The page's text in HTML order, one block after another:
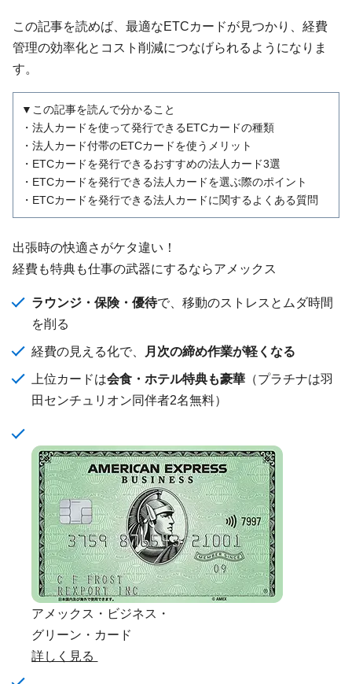
この記事を読めば、最適なETCカードが見つかり、経費
管理の効率化とコスト削減につなげられるようになりま
す。
▼この記事を読んで分かること
・法人カードを使って発行できるETCカードの種類
・法人カード付帯のETCカードを使うメリット
・ETCカードを発行できるおすすめの法人カード3選
・ETCカードを発行できる法人カードを選ぶ際のポイント
・ETCカードを発行できる法人カードに関するよくある質問
出張時の快適さがケタ違い！
経費も特典も仕事の武器にするならアメックス
ラウンジ・保険・優待で、移動のストレスとムダ時間
を削る
経費の見える化で、
月次の締め作業が軽くなる
上位カードは会食・ホテル特典も豪華 （プラチナは羽
田センチュリオン同伴者2名無料）
アメックス・ビジネス・
グリーン・カード
詳しく見る